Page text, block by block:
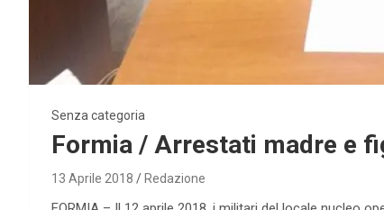
Senza categoria
Formia / Arrestati madre e
13 Aprile 2018 Redazione